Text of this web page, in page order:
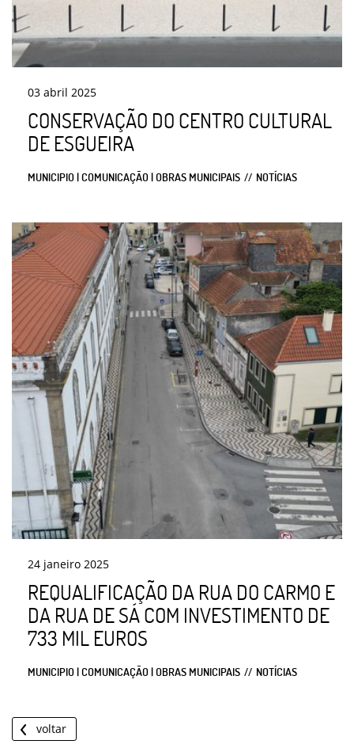
03 abril 2025
CONSERVAÇÃO DO CENTRO CULTURAL
DE ESGUEIRA
MUNICIPIO | COMUNICAÇÃO | OBRAS MUNICIPAIS NOTÍCIAS
24 janeiro 2025
REQUALIFICAÇÃO DA RUA DO CARMO E
DA RUA DE SÁ COM INVESTIMENTO DE
733 MIL EUROS
MUNICIPIO | COMUNICAÇÃO | OBRAS MUNICIPAIS NOTÍCIAS
voltar